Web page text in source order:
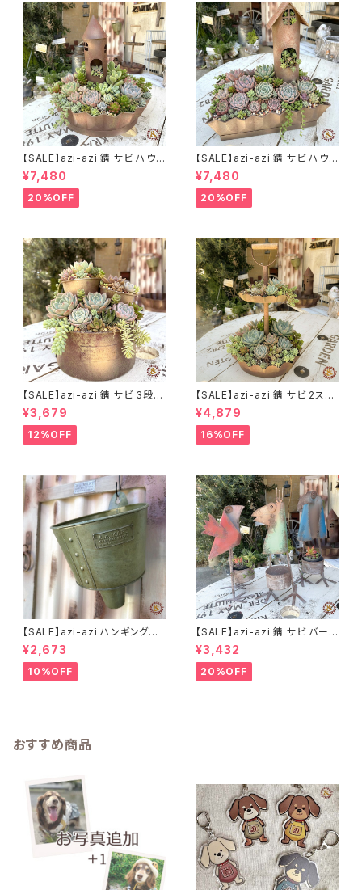
【SALE】azi-azi 錆 サビ ハウス
プランター ラウンド 訳あり 特価
送料無料
¥7,480
20%OFF
【SALE】azi-azi 錆 サビ ハウス
プランター スクエア 訳あり 特
価 送料無料
¥7,480
20%OFF
【SALE】azi-azi 錆 サビ 3段シ
ャビー プランター
¥3,679
12%OFF
【SALE】azi-azi 錆 サビ 2ステ
ップ プランター
¥4,879
16%OFF
【SALE】azi-azi ハンギングブ
リキ漏斗プランターB
¥2,673
10%OFF
【SALE】azi-azi 錆 サビ バード
メタルプランター
¥3,432
20%OFF
おすすめ商品